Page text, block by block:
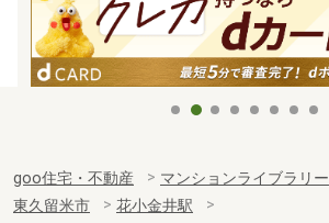
goo住宅・不動産 マンションライブラリー
東久留米市
花小金井駅